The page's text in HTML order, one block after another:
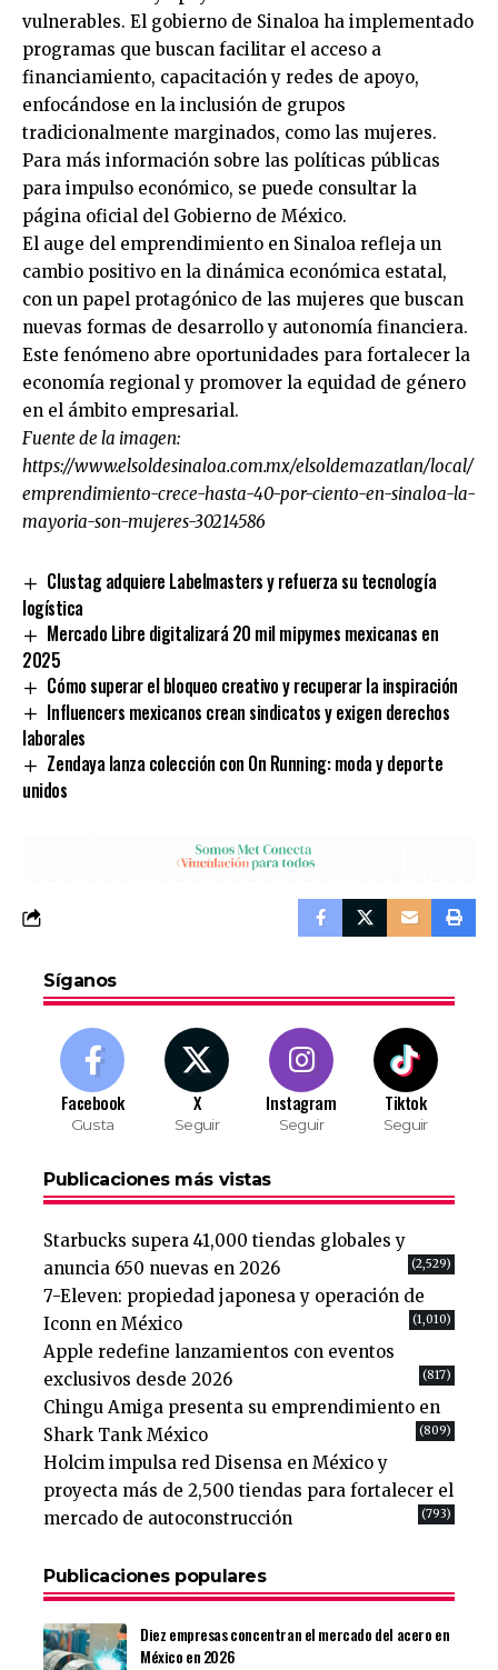
vulnerables. El gobierno de Sinaloa ha implementado
programas que buscan facilitar el acceso a
financiamiento, capacitación y redes de apoyo,
enfocándose en la inclusión de grupos
tradicionalmente marginados, como las mujeres.
Para más información sobre las políticas públicas
para impulso económico, se puede consultar la
página oficial del Gobierno de México.
El auge del emprendimiento en Sinaloa refleja un
cambio positivo en la dinámica económica estatal,
con un papel protagónico de las mujeres que buscan
nuevas formas de desarrollo y autonomía financiera.
Este fenómeno abre oportunidades para fortalecer la
economía regional y promover la equidad de género
en el ámbito empresarial.
Fuente de la imagen:
https://www.elsoldesinaloa.com.mx/elsoldemazatlan/local/
emprendimiento-crece-hasta-40-por-ciento-en-sinaloa-la-
mayoria-son-mujeres-30214586
Clustag adquiere Labelmasters y refuerza su tecnología
logística
Mercado Libre digitalizará 20 mil mipymes mexicanas en
2025
Cómo superar el bloqueo creativo y recuperar la inspiración
Influencers mexicanos crean sindicatos y exigen derechos
laborales
Zendaya lanza colección con On Running: moda y deporte
unidos
Síganos
Facebook
Gusta
X
Seguir
Instagram
Seguir
Tiktok
Seguir
Publicaciones más vistas
Starbucks supera 41,000 tiendas globales y
anuncia 650 nuevas en 2026
(2,529)
7-Eleven: propiedad japonesa y operación de
Iconn en México
(1,010)
Apple redefine lanzamientos con eventos
exclusivos desde 2026
(817)
Chingu Amiga presenta su emprendimiento en
Shark Tank México
(809)
Holcim impulsa red Disensa en México y
proyecta más de 2,500 tiendas para fortalecer el
mercado de autoconstrucción
(793)
Publicaciones populares
Diez empresas concentran el mercado del acero en
México en 2026